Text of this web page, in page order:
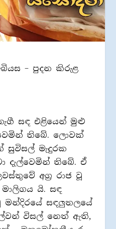
– පුදන කිරුළ
සඳ එළියෙන් මුළු
තිබේ. ලොවක්
මැදුරක
තිබේ. ඒ
අග්‍ර රාජ වූ
යි. සඳ
සඳලුතලයේ
විසල් නෙත් ඇති,